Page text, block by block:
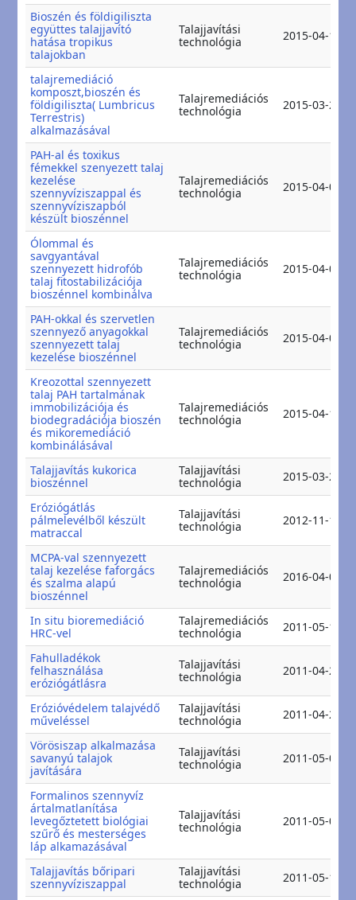
Bioszén és földigiliszta
együttes talajjavító
hatása tropikus
talajokban
Talajjavítási
technológia
2015-04-11
talajremediáció
komposzt,bioszén és
földigiliszta( Lumbricus
Terrestris)
alkalmazásával
Talajremediációs
technológia
2015-03-28
PAH-al és toxikus
fémekkel szenyezett talaj
kezelése
szennyvíziszappal és
szennyvíziszapból
készült bioszénnel
Talajremediációs
technológia
2015-04-02
Ólommal és
savgyantával
szennyezett hidrofób
talaj fitostabilizációja
bioszénnel kombinálva
Talajremediációs
technológia
2015-04-05
PAH-okkal és szervetlen
szennyező anyagokkal
szennyezett talaj
kezelése bioszénnel
Talajremediációs
technológia
2015-04-08
Kreozottal szennyezett
talaj PAH tartalmának
immobilizációja és
biodegradációja bioszén
és mikoremediáció
kombinálásával
Talajremediációs
technológia
2015-04-11
Talajjavítás kukorica
bioszénnel
Talajjavítási
technológia
2015-03-25
Eróziógátlás
pálmelevélből készült
matraccal
Talajjavítási
technológia
2012-11-10
MCPA-val szennyezett
talaj kezelése faforgács
és szalma alapú
bioszénnel
Talajremediációs
technológia
2016-04-06
In situ bioremediáció
HRC-vel
Talajremediációs
technológia
2011-05-11
Fahulladékok
felhasználása
eróziógátlásra
Talajjavítási
technológia
2011-04-21
Erózióvédelem talajvédő
műveléssel
Talajjavítási
technológia
2011-04-28
Vörösiszap alkalmazása
savanyú talajok
javítására
Talajjavítási
technológia
2011-05-08
Formalinos szennyvíz
ártalmatlanítása
levegőztetett biológiai
szűrő és mesterséges
láp alkamazásával
Talajjavítási
technológia
2011-05-08
Talajjavítás bőripari
szennyvíziszappal
Talajjavítási
technológia
2011-05-13